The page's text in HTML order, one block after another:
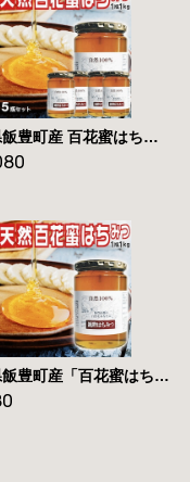
山形県飯豊町産 百花蜜はちみつ1kg×5瓶 国産蜂蜜100% 無添加 送料無料
山形県飯豊町産「百花蜜はちみつ1kg」国産蜂蜜100% 無添加 送料無料